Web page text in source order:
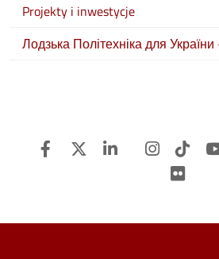
Projekty i inwestycje
Лодзька Політехніка для
Facebook
Twitter Linkedin